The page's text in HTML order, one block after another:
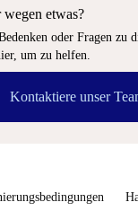
etwas?
oder Fragen zu
um zu helfen.
Kontaktiere unser